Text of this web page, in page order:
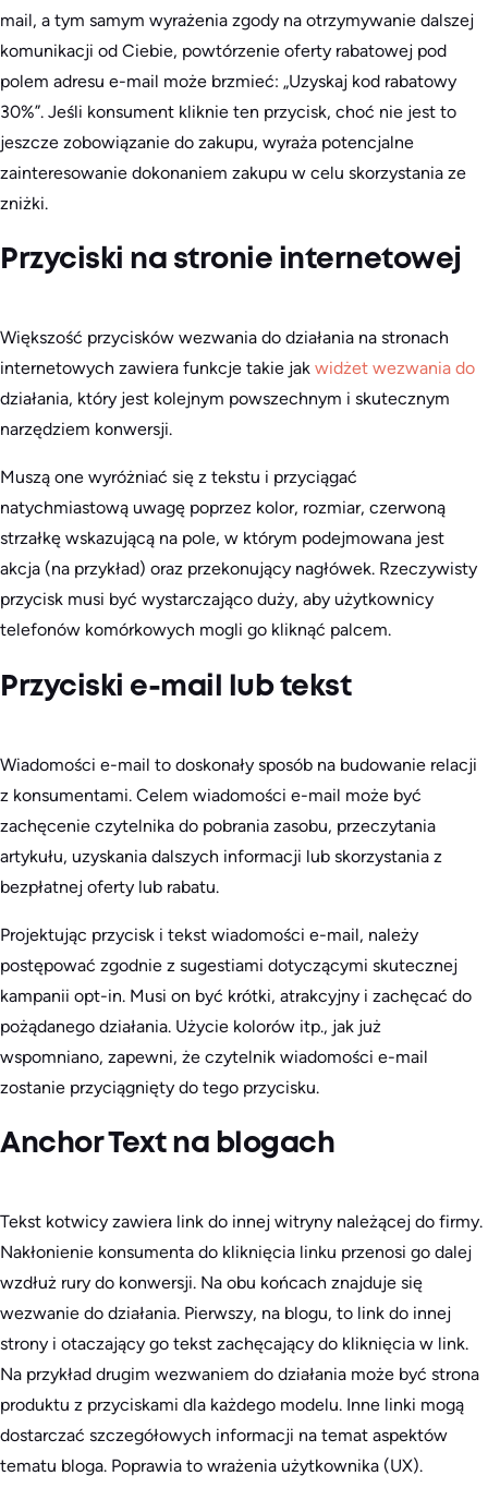
mail, a tym samym wyrażenia zgody na otrzymywanie dalszej
komunikacji od Ciebie, powtórzenie oferty rabatowej pod
polem adresu e-mail może brzmieć: „Uzyskaj kod rabatowy
30%”. Jeśli konsument kliknie ten przycisk, choć nie jest to
jeszcze zobowiązanie do zakupu, wyraża potencjalne
zainteresowanie dokonaniem zakupu w celu skorzystania ze
zniżki.
Przyciski na stronie internetowej
Większość przycisków wezwania do działania na stronach
internetowych zawiera funkcje takie jak widżet wezwania do
działania, który jest kolejnym powszechnym i skutecznym
narzędziem konwersji.
Muszą one wyróżniać się z tekstu i przyciągać
natychmiastową uwagę poprzez kolor, rozmiar, czerwoną
strzałkę wskazującą na pole, w którym podejmowana jest
akcja (na przykład) oraz przekonujący nagłówek. Rzeczywisty
przycisk musi być wystarczająco duży, aby użytkownicy
telefonów komórkowych mogli go kliknąć palcem.
Przyciski e-mail lub tekst
Wiadomości e-mail to doskonały sposób na budowanie relacji
z konsumentami. Celem wiadomości e-mail może być
zachęcenie czytelnika do pobrania zasobu, przeczytania
artykułu, uzyskania dalszych informacji lub skorzystania z
bezpłatnej oferty lub rabatu.
Projektując przycisk i tekst wiadomości e-mail, należy
postępować zgodnie z sugestiami dotyczącymi skutecznej
kampanii opt-in. Musi on być krótki, atrakcyjny i zachęcać do
pożądanego działania. Użycie kolorów itp., jak już
wspomniano, zapewni, że czytelnik wiadomości e-mail
zostanie przyciągnięty do tego przycisku.
Anchor Text na blogach
Tekst kotwicy zawiera link do innej witryny należącej do firmy.
Nakłonienie konsumenta do kliknięcia linku przenosi go dalej
wzdłuż rury do konwersji. Na obu końcach znajduje się
wezwanie do działania. Pierwszy, na blogu, to link do innej
strony i otaczający go tekst zachęcający do kliknięcia w link.
Na przykład drugim wezwaniem do działania może być strona
produktu z przyciskami dla każdego modelu. Inne linki mogą
dostarczać szczegółowych informacji na temat aspektów
tematu bloga. Poprawia to wrażenia użytkownika (UX).